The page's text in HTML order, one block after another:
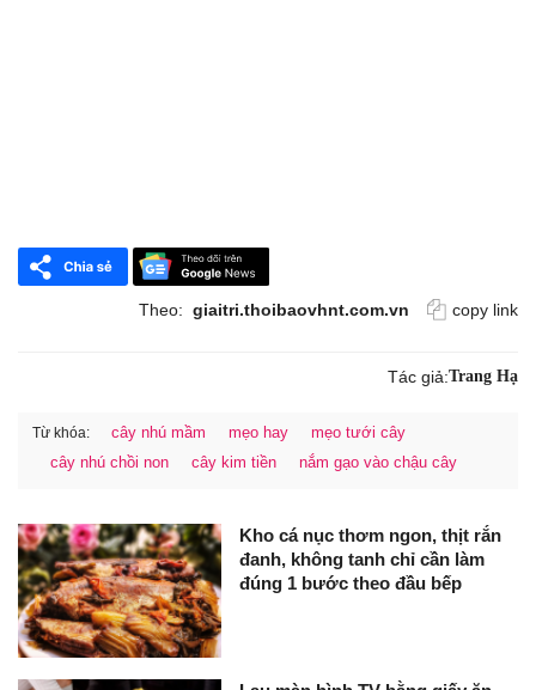
Theo: giaitri.thoibaovhnt.com.vn copy link
Tác giả:Trang Hạ
Từ khóa: cây nhú mầm mẹo hay
mẹo tưới cây
cây nhú chồi non
cây kim tiền nắm gạo vào chậu cây
Kho cá nục thơm ngon, thịt rắn
đanh, không tanh chỉ cần làm
đúng 1 bước theo đầu bếp